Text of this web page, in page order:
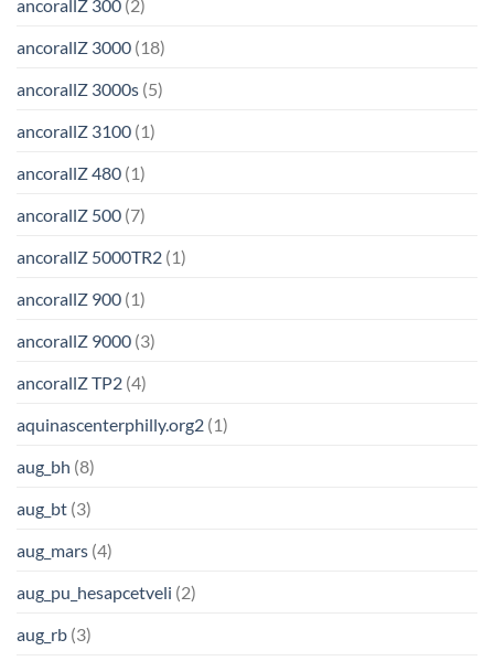
ancorallZ 300 (2)
ancorallZ 3000 (18)
ancorallZ 3000s (5)
ancorallZ 3100 (1)
ancorallZ 480 (1)
ancorallZ 500 (7)
ancorallZ 5000TR2 (1)
ancorallZ 900 (1)
ancorallZ 9000 (3)
ancorallZ TP2 (4)
aquinascenterphilly.org2 (1)
aug_bh (8)
aug_bt (3)
aug_mars (4)
aug_pu_hesapcetveli (2)
aug_rb (3)